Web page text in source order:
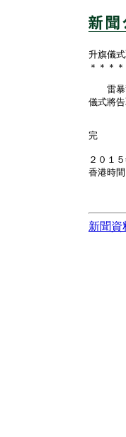
升旗儀
＊＊＊
雷暴警
儀式將告
完
２０１
香港時
新聞資